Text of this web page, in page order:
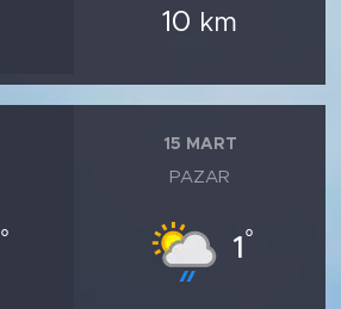
10 km
°
15 MART
PAZAR
1 °